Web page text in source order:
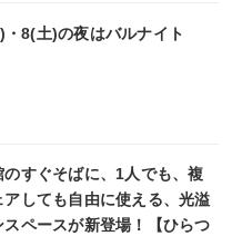
8(土)の夜はバルナイト
のすぐそばに、1人でも、複
アしても自由に使える、光溢
スペースが新登場！【ひらつ